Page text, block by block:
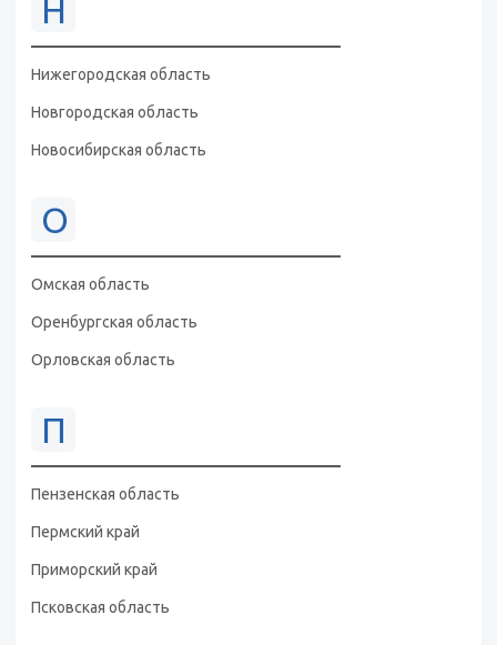
Н
Нижегородская область
Новгородская область
Новосибирская область
О
Омская область
Оренбургская область
Орловская область
П
Пензенская область
Пермский край
Приморский край
Псковская область